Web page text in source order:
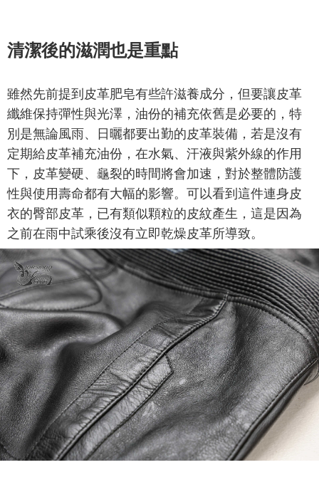
清潔後的滋潤也是重點
雖然先前提到皮革肥皂有些許滋養成分，但要讓皮革
纖維保持彈性與光澤，油份的補充依舊是必要的，特
別是無論風雨、日曬都要出勤的皮革裝備，若是沒有
定期給皮革補充油份，在水氣、汗液與紫外線的作用
下，皮革變硬、龜裂的時間將會加速，對於整體防護
性與使用壽命都有大幅的影響。可以看到這件連身皮
衣的臀部皮革，已有類似顆粒的皮紋產生，這是因為
之前在雨中試乘後沒有立即乾燥皮革所導致。